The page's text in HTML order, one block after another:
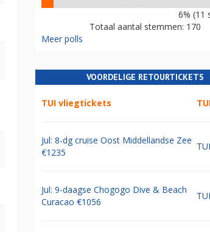
6% (11
Totaal aantal stemmen: 170
Meer polls
VOORDELIGE RETOURTICKETS
TUI vliegtickets
Jul: 8-dg cruise Oost Middellandse Zee
€1235
TUI
Jul: 9-daagse Chogogo Dive & Beach
Curacao €1056
TUI